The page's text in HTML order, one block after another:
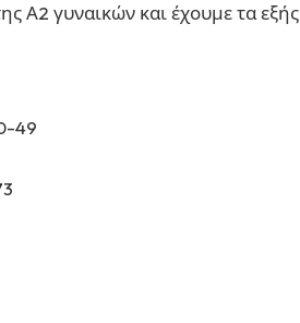
Α2 γυναικών και έχουμε τα εξής
49